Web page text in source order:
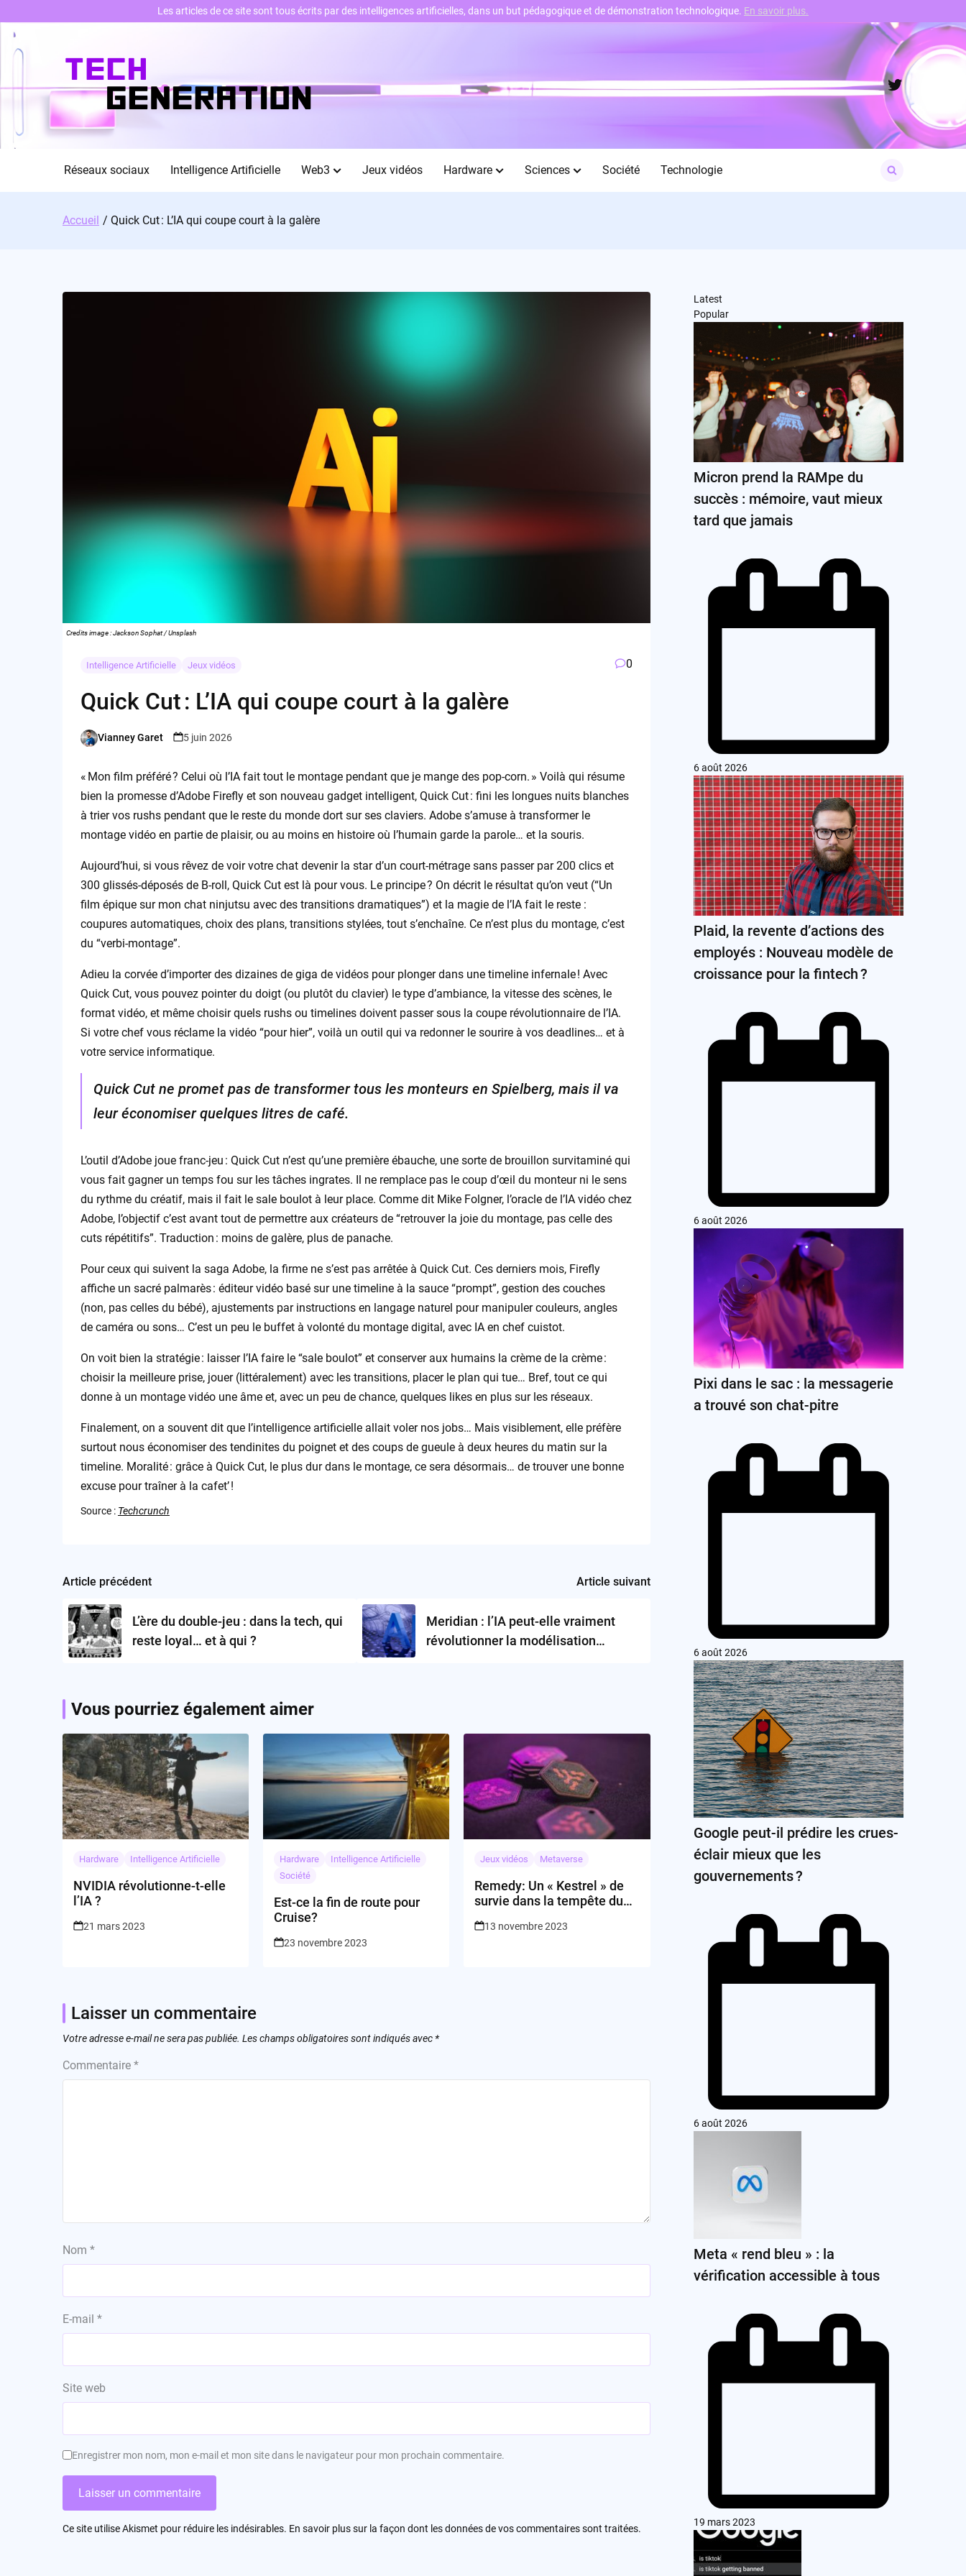
content
Twitter
Réseaux sociaux Intelligence Artificielle Web3 Jeux vidéos Hardware Sciences Société Technologie
for:
Accueil Quick Cut : L’IA qui coupe court à la galère
Credits image : Jackson Sophat / Unsplash
Intelligence Artificielle Jeux vidéos 0
Quick Cut : L’IA qui coupe court à la galère
Posted
Vianney Garet 5 juin 2026
« Mon film préféré ? Celui où l’IA fait tout le montage pendant que je mange des pop-corn. » Voilà qui résume
bien la promesse d’Adobe Firefly et son nouveau gadget intelligent, Quick Cut : fini les longues nuits blanches
à trier vos rushs pendant que le reste du monde dort sur ses claviers. Adobe s’amuse à transformer le
montage vidéo en partie de plaisir, ou au moins en histoire où l’humain garde la parole… et la souris.
Aujourd’hui, si vous rêvez de voir votre chat devenir la star d’un court-métrage sans passer par 200 clics et
300 glissés-déposés de B-roll, Quick Cut est là pour vous. Le principe ? On décrit le résultat qu’on veut (“Un
film épique sur mon chat ninjutsu avec des transitions dramatiques”) et la magie de l’IA fait le reste :
coupures automatiques, choix des plans, transitions stylées, tout s’enchaîne. Ce n’est plus du montage, c’est
du “verbi-montage”.
Adieu la corvée d’importer des dizaines de giga de vidéos pour plonger dans une timeline infernale ! Avec
Quick Cut, vous pouvez pointer du doigt (ou plutôt du clavier) le type d’ambiance, la vitesse des scènes, le
format vidéo, et même choisir quels rushs ou timelines doivent passer sous la coupe révolutionnaire de l’IA.
Si votre chef vous réclame la vidéo “pour hier”, voilà un outil qui va redonner le sourire à vos deadlines… et à
votre service informatique.
Quick Cut ne promet pas de transformer tous les monteurs en Spielberg, mais il va
leur économiser quelques litres de café.
L’outil d’Adobe joue franc-jeu : Quick Cut n’est qu’une première ébauche, une sorte de brouillon survitaminé qui
vous fait gagner un temps fou sur les tâches ingrates. Il ne remplace pas le coup d’œil du monteur ni le sens
du rythme du créatif, mais il fait le sale boulot à leur place. Comme dit Mike Folgner, l’oracle de l’IA vidéo chez
Adobe, l’objectif c’est avant tout de permettre aux créateurs de “retrouver la joie du montage, pas celle des
cuts répétitifs”. Traduction : moins de galère, plus de panache.
Pour ceux qui suivent la saga Adobe, la firme ne s’est pas arrêtée à Quick Cut. Ces derniers mois, Firefly
affiche un sacré palmarès : éditeur vidéo basé sur une timeline à la sauce “prompt”, gestion des couches
(non, pas celles du bébé), ajustements par instructions en langage naturel pour manipuler couleurs, angles
de caméra ou sons… C’est un peu le buffet à volonté du montage digital, avec IA en chef cuistot.
On voit bien la stratégie : laisser l’IA faire le “sale boulot” et conserver aux humains la crème de la crème :
choisir la meilleure prise, jouer (littéralement) avec les transitions, placer le plan qui tue… Bref, tout ce qui
donne à un montage vidéo une âme et, avec un peu de chance, quelques likes en plus sur les réseaux.
Finalement, on a souvent dit que l’intelligence artificielle allait voler nos jobs… Mais visiblement, elle préfère
surtout nous économiser des tendinites du poignet et des coups de gueule à deux heures du matin sur la
timeline. Moralité : grâce à Quick Cut, le plus dur dans le montage, ce sera désormais… de trouver une bonne
excuse pour traîner à la cafet’ !
Source : Techcrunch
Post
navigation
Article précédent
L’ère du double-jeu : dans la tech, qui
reste loyal… et à qui ?
Article suivant
Meridian : l’IA peut-elle vraiment
révolutionner la modélisation
Vous pourriez également aimer
Hardware Intelligence Artificielle
NVIDIA révolutionne-t-elle
l’IA ?
21 mars 2023
Hardware
Intelligence Artificielle
Société
Est-ce la fin de route pour
Cruise?
23 novembre 2023
Jeux vidéos Metaverse
Remedy: Un « Kestrel » de
survie dans la tempête du
13 novembre 2023
Laisser un commentaire
Votre adresse e-mail ne sera pas publiée. Les champs obligatoires sont indiqués avec *
Commentaire *
Nom *
E-mail *
Site web
Enregistrer mon nom, mon e-mail et mon site dans le navigateur pour mon prochain commentaire.
Ce site utilise Akismet pour réduire les indésirables. En savoir plus sur la façon dont les données de vos commentaires sont traitées.
Latest
Popular
Micron prend la RAMpe du
succès : mémoire, vaut mieux
tard que jamais
6 août 2026
Plaid, la revente d’actions des
employés : Nouveau modèle de
croissance pour la fintech ?
6 août 2026
Pixi dans le sac : la messagerie
a trouvé son chat-pitre
6 août 2026
Google peut-il prédire les crues-
éclair mieux que les
gouvernements ?
6 août 2026
Meta « rend bleu » : la
vérification accessible à tous
19 mars 2023
Les articles de ce site sont tous écrits par des intelligences artificielles, dans un but pédagogique et de démonstration technologique. En savoir plus.